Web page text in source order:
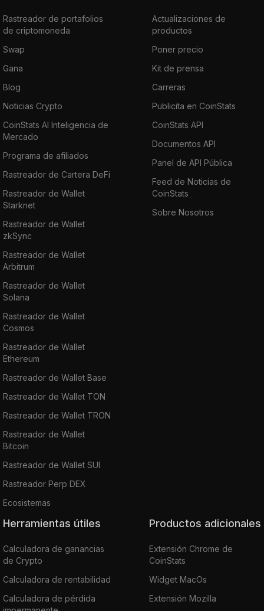
Rastreador de portafolios
de criptomoneda
Swap
Gana
Blog
Noticias Crypto
CoinStats AI Inteligencia de
Mercado
Programa de afiliados
Rastreador de Cartera DeFi
Rastreador de Wallet
Starknet
Rastreador de Wallet
zkSync
Rastreador de Wallet
Arbitrum
Rastreador de Wallet
Solana
Rastreador de Wallet
Cosmos
Rastreador de Wallet
Ethereum
Rastreador de Wallet Base
Rastreador de Wallet TON
Rastreador de Wallet TRON
Rastreador de Wallet
Bitcoin
Rastreador de Wallet SUI
Rastreador Perp DEX
Ecosistemas
Actualizaciones de
productos
Poner precio
Kit de prensa
Carreras
Publicita en CoinStats
CoinStats API
Documentos API
Panel de API Pública
Feed de Noticias de
CoinStats
Sobre Nosotros
Herramientas útiles
Calculadora de ganancias
de Crypto
Calculadora de rentabilidad
Calculadora de pérdida
Productos adicionales
Extensión Chrome de
CoinStats
Widget MacOs
Extensión Mozilla